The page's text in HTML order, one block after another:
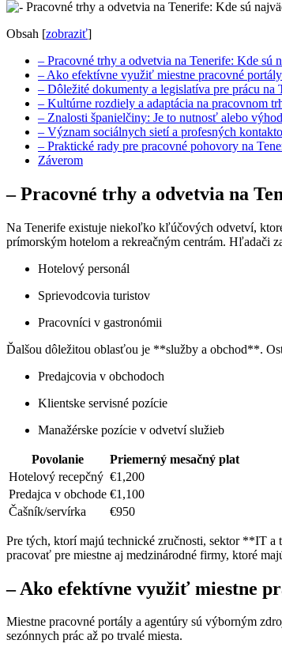
Obsah [zobraziť]
– Pracovné trhy a odvetvia na Tenerife: Kde sú
– Ako efektívne využiť miestne pracovné
– Dôležité dokumenty a legislatíva pre prácu na
– Kultúrne rozdiely a adaptácia na pracovnom
– Znalosti španielčiny: Je to nutnosť alebo
– Význam sociálnych sietí a profesných
– Praktické rady pre pracovné pohovory na
Záverom
– Pracovné trhy a odvetvia na
Na Tenerife existuje niekoľko kľúčových odvetví,
prímorským hotelom a rekreačným centrám. Hľadači
Hotelový personál
Sprievodcovia turistov
Pracovníci v gastronómii
Ďalšou dôležitou oblasťou je **služby a obchod**.
Predajcovia v obchodoch
Klientske servisné pozície
Manažérske pozície v odvetví služieb
Povolanie
Priemerný mesačný plat
Hotelový recepčný €1,200
Predajca v obchode €1,100
Čašník/servírka
€950
Pre tých, ktorí majú technické zručnosti, sektor **IT
pracovať pre miestne aj medzinárodné firmy, ktoré
– Ako efektívne využiť miestne
Miestne pracovné portály a agentúry sú výborným
sezónnych prác až po trvalé miesta.